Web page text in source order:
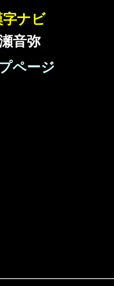
ナビ
音弥
ページ